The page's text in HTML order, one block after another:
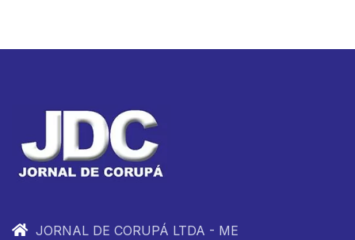
JORNAL DE CORUPÁ LTDA - ME